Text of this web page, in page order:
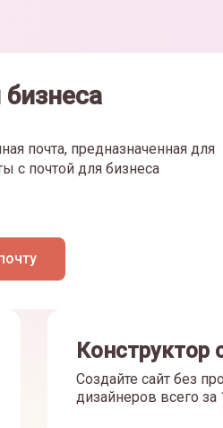
почта, предназначенная для
с почтой для бизнеса
Конструктор
Создайте сайт без
дизайнеров всего за